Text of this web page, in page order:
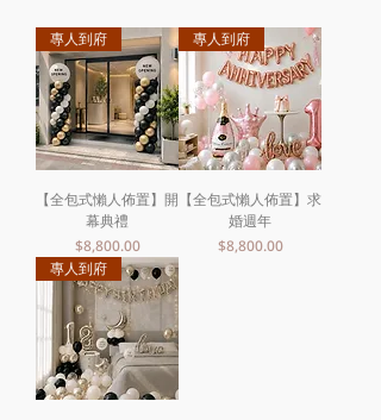
專人到府
【全包式懶人佈置】開
幕典禮
價格
$8,800.00
專人到府
【全包式懶人佈置】求
婚週年
價格
$8,800.00
專人到府